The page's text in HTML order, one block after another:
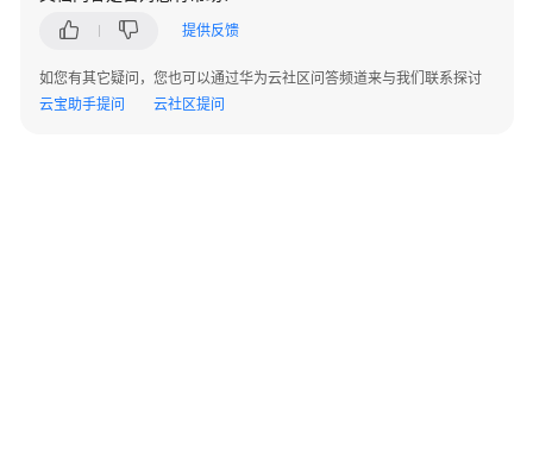
用
介
绍
提供反馈
如您有其它疑问，您也可以通过华为云社区问答频道来与我们联系探讨
云宝助手提问
云社区提问